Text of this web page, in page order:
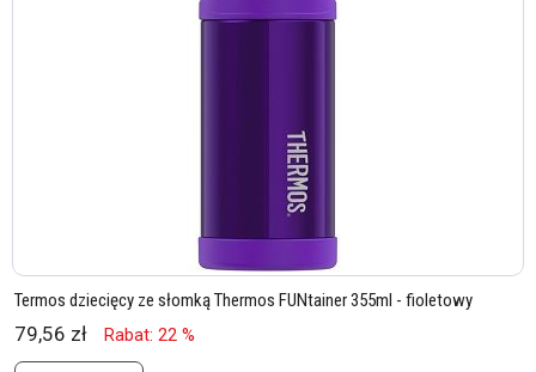
Termos dziecięcy ze słomką Thermos FUNtainer 355ml - fioletowy
79,56 zł Rabat: 22 %